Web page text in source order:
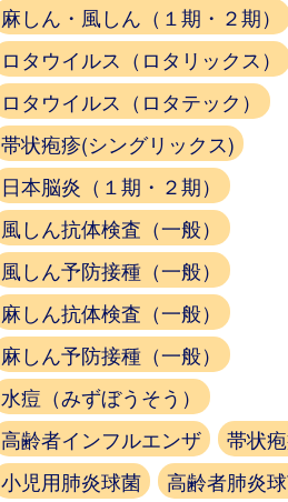
麻しん・風しん（１期・２期）
ロタウイルス（ロタリックス）
ロタウイルス（ロタテック）
帯状疱疹(シングリックス)
日本脳炎（１期・２期）
風しん抗体検査（一般）
風しん予防接種（一般）
麻しん抗体検査（一般）
麻しん予防接種（一般）
水痘（みずぼうそう）
高齢者インフルエンザ
帯状
小児用肺炎球菌
高齢者肺炎